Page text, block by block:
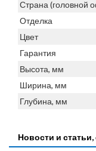
Страна (головной
Отделка
Цвет
Гарантия
Высота, мм
Ширина, мм
Глубина, мм
Новости и